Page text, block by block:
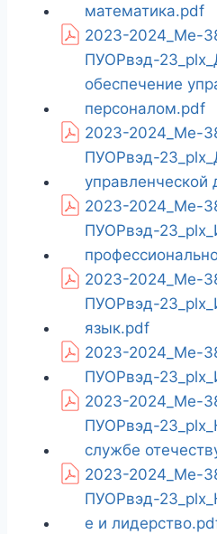
математика.pdf
2023-2024_Ме-
ПУОРвэд-
обеспечение
персоналом.pdf
2023-2024_Ме-
ПУОРвэд-
управленческой
2023-2024_Ме-
ПУОРвэд-
2023-2024_Ме-
ПУОРвэд-
язык.pdf
2023-2024_Ме-
ПУОРвэд-
2023-2024_Ме-
ПУОРвэд-
службе
2023-2024_Ме-
ПУОРвэд-
е и